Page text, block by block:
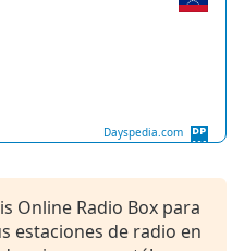
Dayspedia.com
Online Radio Box para
estaciones de radio en